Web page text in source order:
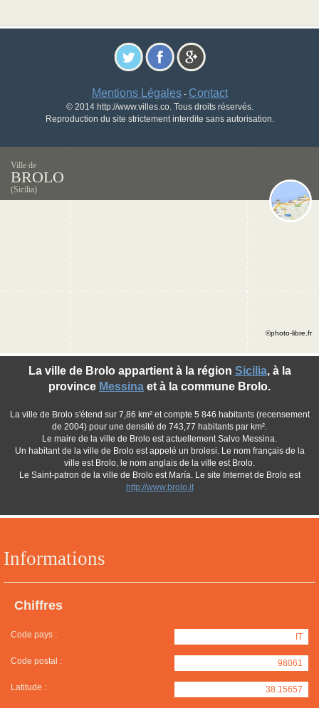
Mentions Légales- Contact
© 2014 http://www.villes.co. Tous droits réservés.
Reproduction du site strictement interdite sans autorisation.
Ville de
BROLO
(Sicilia)
Informations
Chiffres
Code pays : IT
Code postal : 98061
Latitude : 38.15657
La ville de Brolo appartient à la région Sicilia, à la
province Messina et à la commune Brolo.
La ville de Brolo s'étend sur 7,86 km² et compte 5 846 habitants (recensement
de 2004) pour une densité de 743,77 habitants par km².
Le maire de la ville de Brolo est actuellement Salvo Messina.
Un habitant de la ville de Brolo est appelé un brolesi. Le nom français de la
ville est Brolo, le nom anglais de la ville est Brolo.
Le Saint-patron de la ville de Brolo est María. Le site Internet de Brolo est
http://www.brolo.it
©photo-libre.fr